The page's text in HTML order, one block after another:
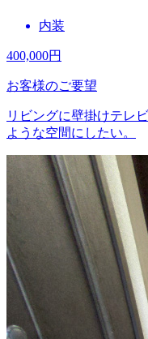
内装
400,000円
お客様のご要望
リビングに壁掛けテレ
ような空間にしたい。